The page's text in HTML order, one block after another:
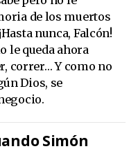
de los muertos
nunca, Falcón!
le queda ahora
correr… Y como no
Dios, se
Simón